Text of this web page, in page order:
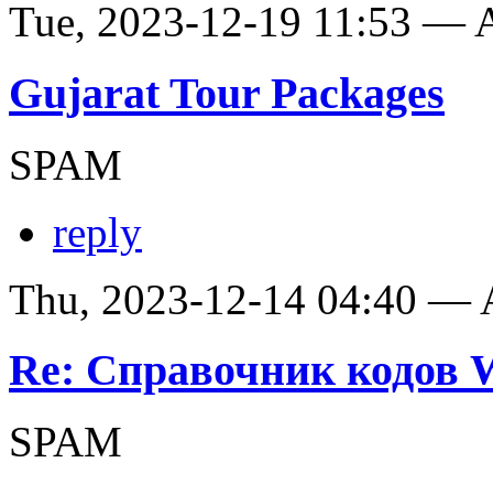
Tue, 2023-12-19 11:53 —
Gujarat Tour Packages
SPAM
reply
Thu, 2023-12-14 04:40 —
Re: Справочник кодов
SPAM